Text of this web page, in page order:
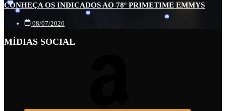
CONHEÇA OS INDICADOS AO 78º PRIMETIME EMMYS
08/07/2026
MÍDIAS SOCIAL